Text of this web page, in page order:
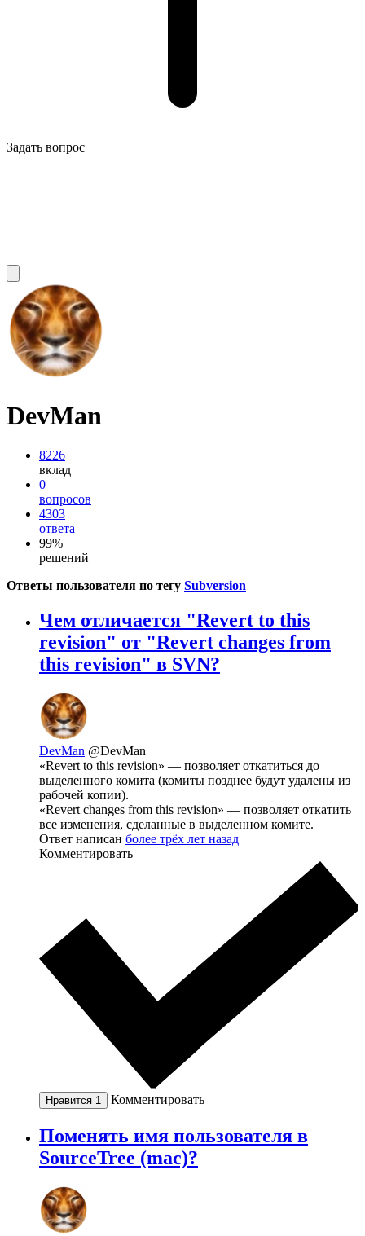
Задать вопрос
DevMan
8226
вклад
0
вопросов
4303
ответа
99%
решений
Ответы пользователя по тегу Subversion
Чем отличается "Revert to this
revision" от "Revert changes from
this revision" в SVN?
DevMan @DevMan
«Revert to this revision» — позволяет откатиться до
выделенного комита (комиты позднее будут удалены из
рабочей копии).
«Revert changes from this revision» — позволяет откатить
все изменения, сделанные в выделенном комите.
Ответ написан более трёх лет назад
Комментировать
Нравится 1 Комментировать
Поменять имя пользователя в
SourceTree (mac)?